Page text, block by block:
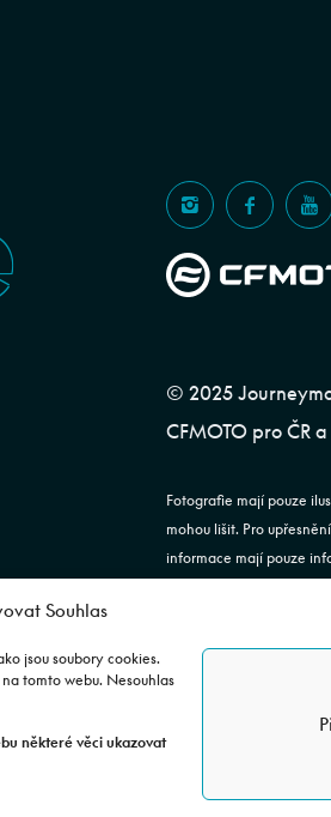
Souhlas
jsou soubory cookies.
tomto webu. Nesouhlas
některé věci ukazovat
© 2025
CFMOTO pro ČR
Fotografie mají pouze
mohou lišit. Pro
informace mají pouze